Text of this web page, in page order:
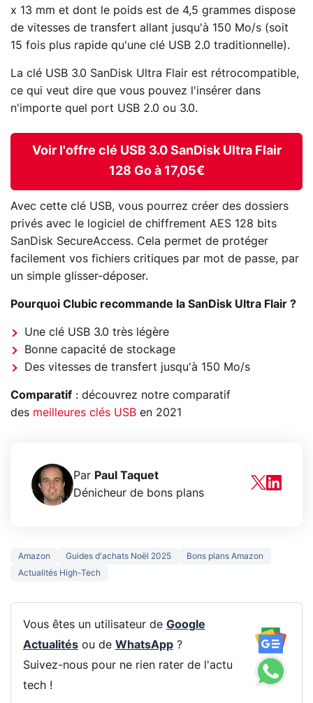
x 13 mm et dont le poids est de 4,5 grammes dispose
de vitesses de transfert allant jusqu'à 150 Mo/s (soit
15 fois plus rapide qu'une clé USB 2.0 traditionnelle).
La clé USB 3.0 SanDisk Ultra Flair est rétrocompatible,
ce qui veut dire que vous pouvez l'insérer dans
n'importe quel port USB 2.0 ou 3.0.
Voir l'offre clé USB 3.0 SanDisk Ultra Flair
128 Go à 17,05€
Avec cette clé USB, vous pourrez créer des dossiers
privés avec le logiciel de chiffrement AES 128 bits
SanDisk SecureAccess. Cela permet de protéger
facilement vos fichiers critiques par mot de passe, par
un simple glisser-déposer.
Pourquoi Clubic recommande la SanDisk Ultra Flair ?
Une clé USB 3.0 très légère
Bonne capacité de stockage
Des vitesses de transfert jusqu'à 150 Mo/s
Comparatif : découvrez notre comparatif
des meilleures clés USB en 2021
Par Paul Taquet
Dénicheur de bons plans
Amazon Guides d'achats Noël 2025
Bons plans Amazon
Actualités High-Tech
Vous êtes un utilisateur de Google
Actualitésou de WhatsApp?
Suivez-nous pour ne rien rater de l'actu
tech !